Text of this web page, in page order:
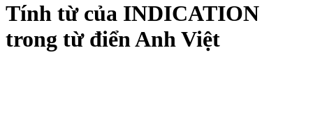
Tính từ của INDICATION
trong từ điển Anh Việt